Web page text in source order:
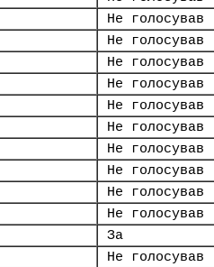
Не голосував
Не голосував
Не голосував
Не голосував
Не голосував
Не голосував
Не голосував
Не голосував
Не голосував
Не голосував
За
Не голосував